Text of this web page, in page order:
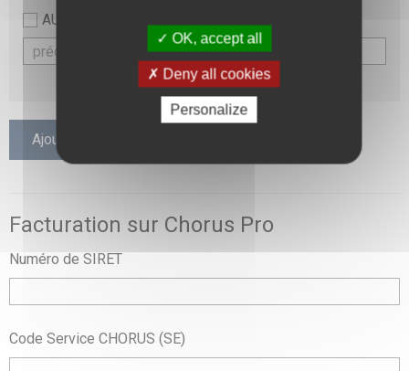
AUTRE
Ajouter un participant
Facturation sur Chorus Pro
Numéro de SIRET
Code Service CHORUS (SE)
OK, accept all
Deny all cookies
Personalize